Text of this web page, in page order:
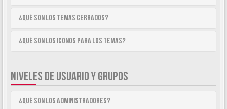
¿Qué son los temas cerrados?
¿Qué son los iconos para los temas?
NIVELES DE USUARIO Y GRUPOS
¿Qué son los Administradores?